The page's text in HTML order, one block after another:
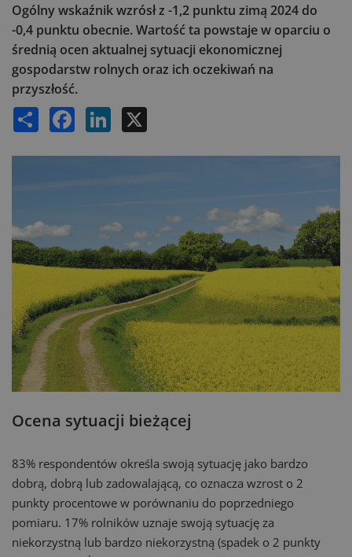
Ogólny wskaźnik wzrósł z -1,2 punktu zimą 2024 do
-0,4 punktu obecnie. Wartość ta powstaje w oparciu o
średnią ocen aktualnej sytuacji ekonomicznej
gospodarstw rolnych oraz ich oczekiwań na
przyszłość.
Share Facebook LinkedIn
Ocena sytuacji bieżącej
83% respondentów określa swoją sytuację jako bardzo
dobrą, dobrą lub zadowalającą, co oznacza wzrost o 2
punkty procentowe w porównaniu do poprzedniego
pomiaru. 17% rolników uznaje swoją sytuację za
niekorzystną lub bardzo niekorzystną (spadek o 2 punkty